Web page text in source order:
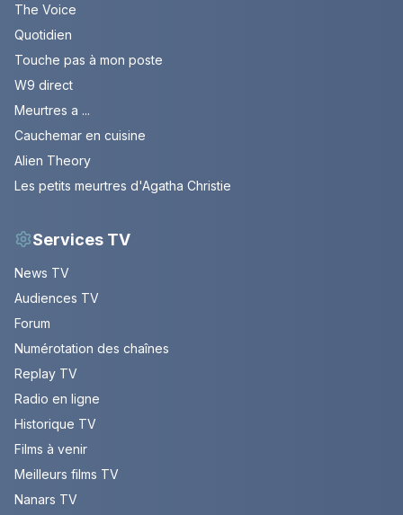
The Voice
Quotidien
Touche pas à mon poste
W9 direct
Meurtres a ...
Cauchemar en cuisine
Alien Theory
Les petits meurtres d'Agatha Christie
Services TV
News TV
Audiences TV
Forum
Numérotation des chaînes
Replay TV
Radio en ligne
Historique TV
Films à venir
Meilleurs films TV
Nanars TV